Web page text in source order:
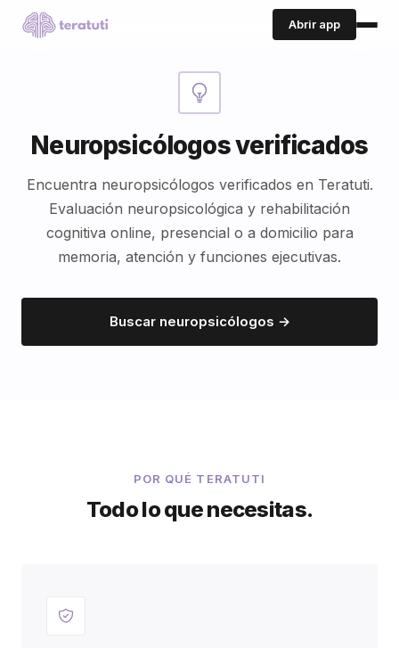
Abrir app
Neuropsicólogos verificados
Encuentra neuropsicólogos verificados en Teratuti.
Evaluación neuropsicológica y rehabilitación
cognitiva online, presencial o a domicilio para
memoria, atención y funciones ejecutivas.
Buscar neuropsicólogos →
POR QUÉ TERATUTI
Todo lo que necesitas.